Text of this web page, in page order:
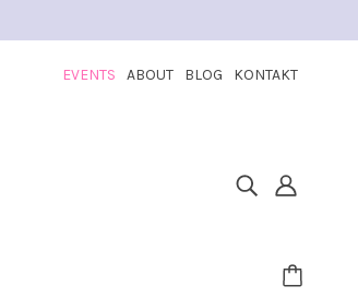
EVENTS ABOUT BLOG KONTAKT